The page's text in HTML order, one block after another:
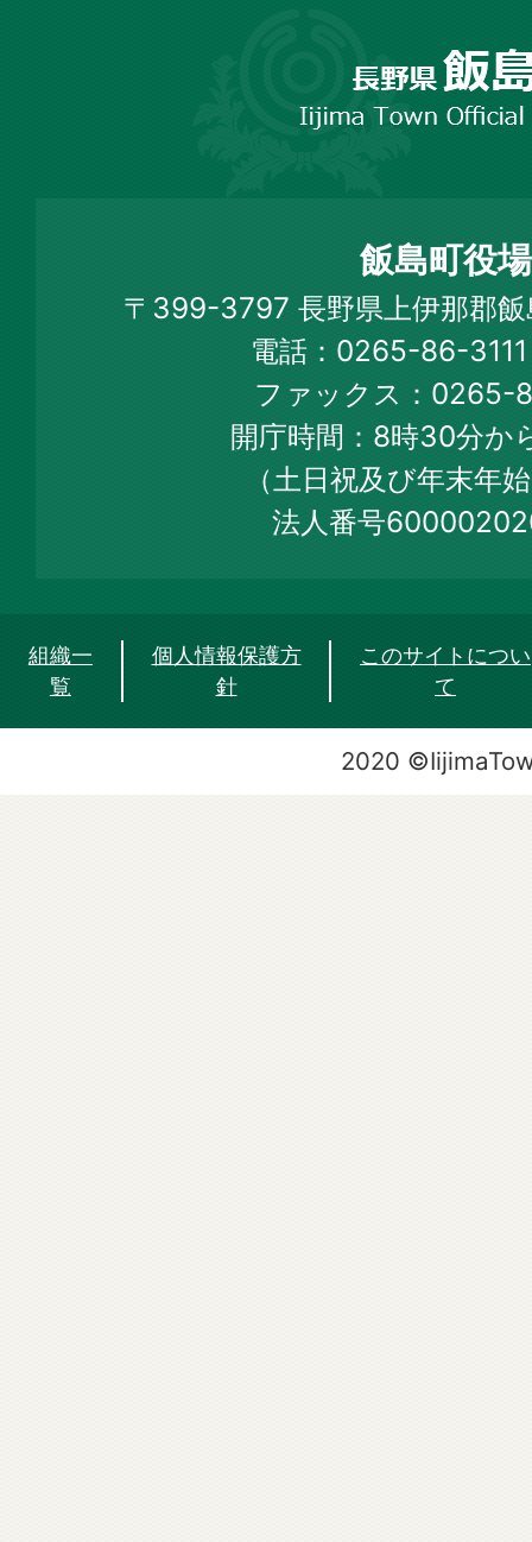
Town
Official
Web
Site
飯島町役場
〒399-3797 長野県上伊那郡
電話：0265-86-
ファックス：0265-
開庁時間：8時30分か
（土日祝及び年末年
法人番号
組織一
覧
個人情報保護方
針
このサイトについ
て
2020